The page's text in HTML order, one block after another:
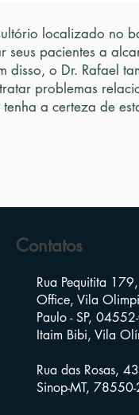
localizado no
seus pacientes a
disso, o Dr. Rafael
problemas
a certeza de
Contatos
Rua Pequitita
Office, Vila
Paulo - SP,
Itaim Bibi, Vila
Rua das Rosas,
Sinop-MT,